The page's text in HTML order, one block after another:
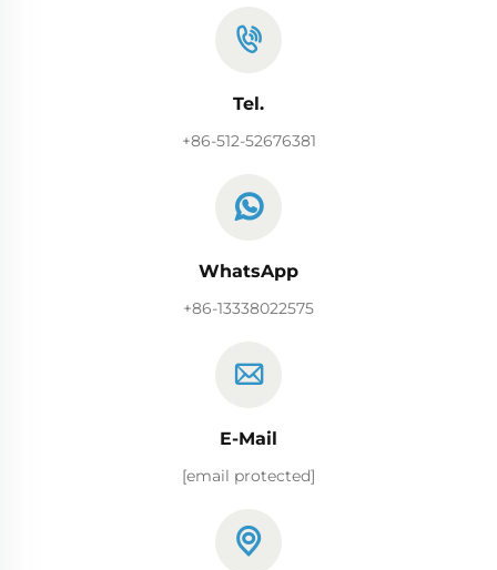
Tel.
+86-512-52676381
WhatsApp
+86-13338022575
E-Mail
[email protected]